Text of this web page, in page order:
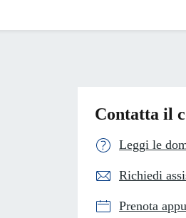
Contatta il
Leggi le
Richiedi
Prenota